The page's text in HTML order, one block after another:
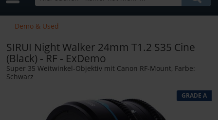
Demo & Used
SIRUI Night Walker 24mm T1.2 S35 Cine
(Black) - RF - ExDemo
Super 35 Weitwinkel-Objektiv mit Canon RF-Mount, Farbe:
Schwarz
GRADE A